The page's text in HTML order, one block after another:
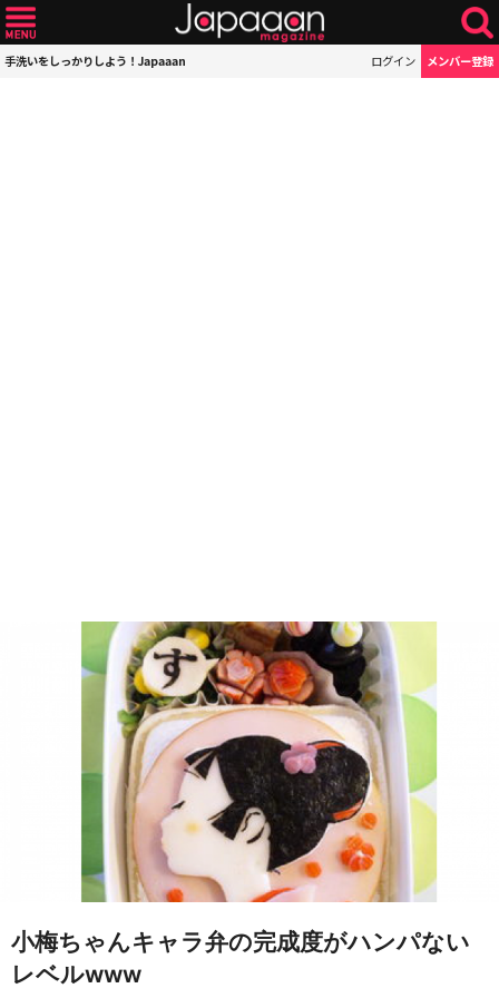
手洗いをしっかりしよう！Japaaan ログイン メンバー登録
小梅ちゃんキャラ弁の完成度がハンパない
レベルwww